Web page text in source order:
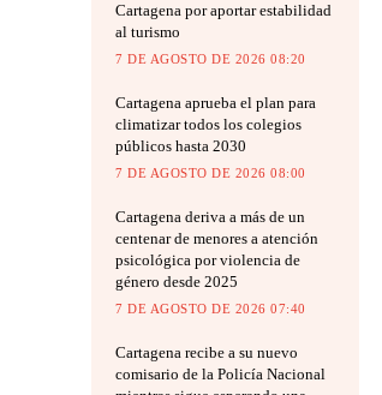
Cartagena por aportar estabilidad
al turismo
7 DE AGOSTO DE 2026 08:20
Cartagena aprueba el plan para
climatizar todos los colegios
públicos hasta 2030
7 DE AGOSTO DE 2026 08:00
Cartagena deriva a más de un
centenar de menores a atención
psicológica por violencia de
género desde 2025
7 DE AGOSTO DE 2026 07:40
Cartagena recibe a su nuevo
comisario de la Policía Nacional